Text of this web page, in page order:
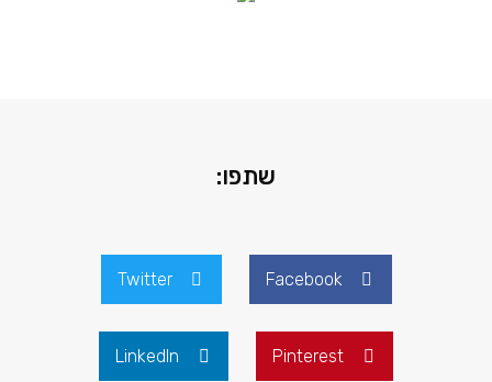
שתפו:
Facebook
Twitter
Pinterest
LinkedIn